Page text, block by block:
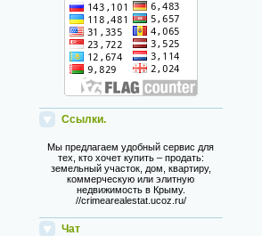
Ссылки.
Мы предлагаем удобный сервис для
тех, кто хочет купить – продать:
земельный участок, дом, квартиру,
коммерческую или элитную
недвижимость в Крыму.
//crimearealestat.ucoz.ru/
Чат